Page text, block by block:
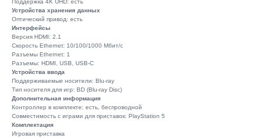
Поддержка 4K UHD: есть
Устройства хранения данных
Оптический привод: есть
Интерфейсы
Версия HDMI: 2.1
Скорость Ethernet: 10/100/1000 Мбит/с
Разъемы Ethernet: 1
Разъемы: HDMI, USB, USB-C
Устройства ввода
Поддерживаемые носители: Blu-ray
Тип носителя для игр: BD (Blu-ray Disc)
Дополнительная информация
Контроллер в комплекте: есть, беспроводной
Совместимость с играми для приставок: PlayStation 5
Комплектация
Игровая приставка